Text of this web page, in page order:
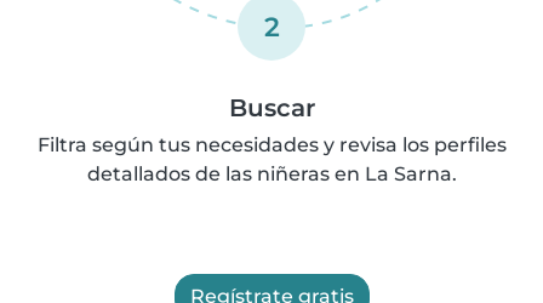
2
Buscar
Filtra según tus necesidades y revisa los perfiles
detallados de las niñeras en La Sarna.
Regístrate gratis